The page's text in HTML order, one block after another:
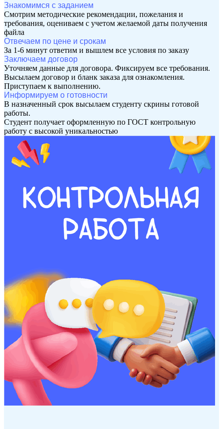
Знакомимся с заданием
Смотрим методические рекомендации, пожелания и
требования, оцениваем с учетом желаемой даты получения
файла
Отвечаем по цене и срокам
За 1-6 минут ответим и вышлем все условия по заказу
Заключаем договор
Уточняем данные для договора. Фиксируем все требования.
Высылаем договор и бланк заказа для ознакомления.
Приступаем к выполнению.
Информируем о готовности
В назначенный срок высылаем студенту скрины готовой
работы.
Студент получает оформленную по ГОСТ контрольную
работу с высокой уникальностью